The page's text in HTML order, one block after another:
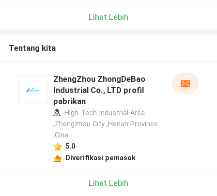
Lihat Lebih
Tentang kita
ZhengZhou ZhongDeBao
Industrial Co., LTD profil
pabrikan
High-Tech Industrial Area
,Zhengzhou City ,Henan Province
,Cina
5.0
Diverifikasi pemasok
Lihat Lebih